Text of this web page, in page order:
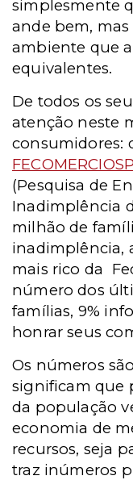
simplesmente
ande bem,
ambiente que
equivalentes.
De todos os
atenção neste
consumidores:
FECOMERCIOSP
(Pesquisa de
Inadimplência
milhão de
inadimplência,
mais rico da
número dos
famílias, 9%
honrar seus
Os números
significam que
da população
economia de
recursos, seja
traz inúmeros